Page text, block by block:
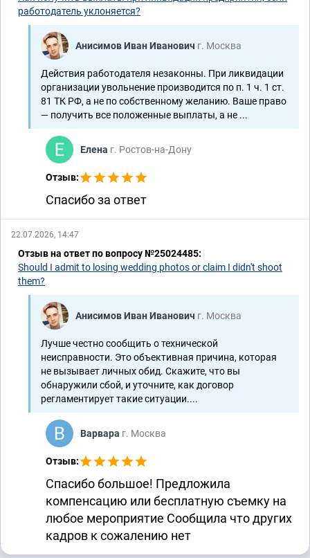
работодатель уклоняется?
Анисимов Иван Иванович г. Москва
Действия работодателя незаконны. При ликвидации
организации увольнение производится по п. 1 ч. 1 ст.
81 ТК РФ, а не по собственному желанию. Ваше право
— получить все положенные выплаты, а не ...
Елена г. Ростов-на-Дону
Отзыв:
Спасибо за ответ
22.07.2026, 14:47
Отзыв на ответ по вопросу №25024485:
Should I admit to losing wedding photos or claim I didn't shoot
them?
Анисимов Иван Иванович г. Москва
Лучше честно сообщить о технической
неисправности. Это объективная причина, которая
не вызывает личных обид. Скажите, что вы
обнаружили сбой, и уточните, как договор
регламентирует такие ситуации....
Варвара г. Москва
Отзыв:
Спасибо большое! Предложила
компенсацию или бесплатную съемку на
любое мероприятие Сообщила что других
кадров к сожалению нет